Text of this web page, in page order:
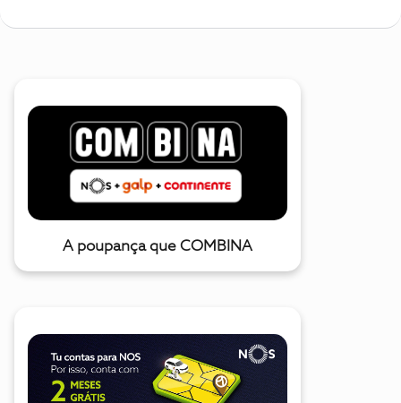
A poupança que COMBINA